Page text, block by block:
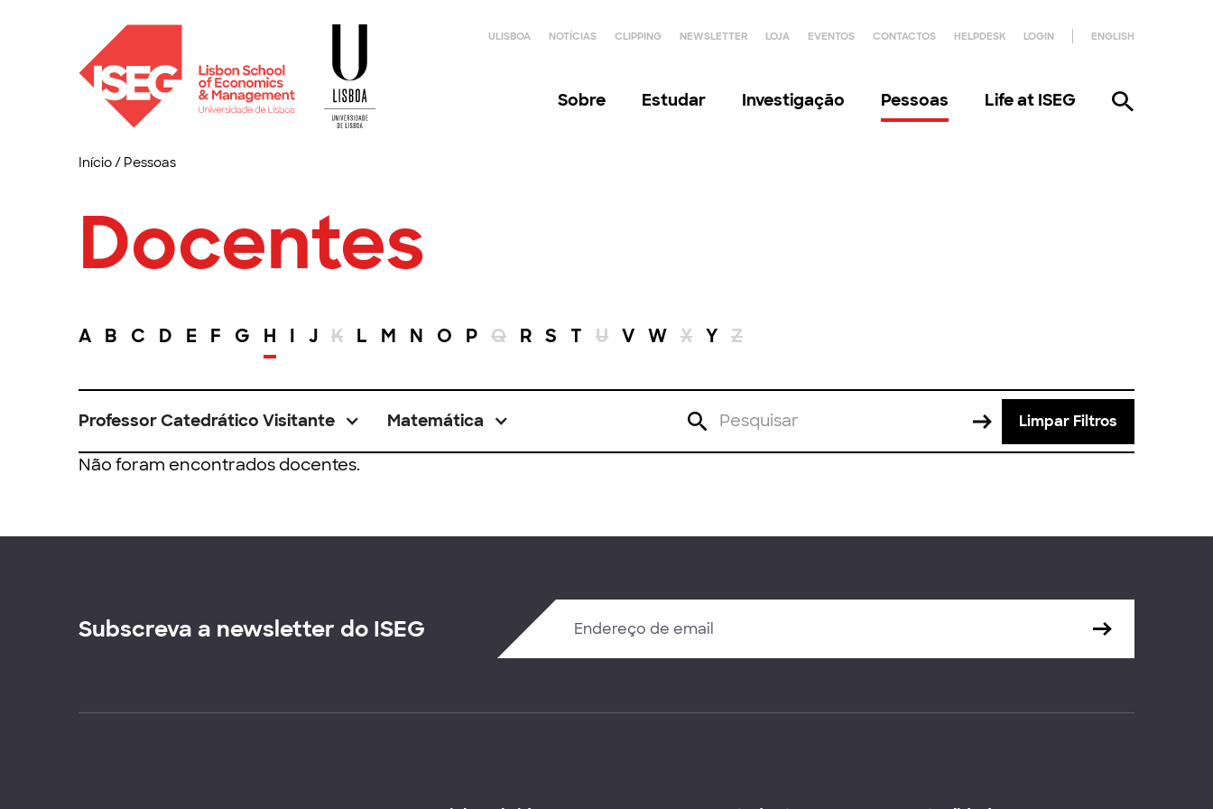
ULISBOA NOTÍCIAS CLIPPING NEWSLETTER LOJA EVENTOS CONTACTOS HELPDESK LOGIN ENGLISH
Sobre Estudar Investigação Pessoas Life at ISEG
Início/ Pessoas
Docentes
A B C D E F G H I J K L M N O P Q R S T U V W X Y Z
Professor Catedrático Visitante Matemática Limpar Filtros
Não foram encontrados docentes.
Subscreva a newsletter do ISEG